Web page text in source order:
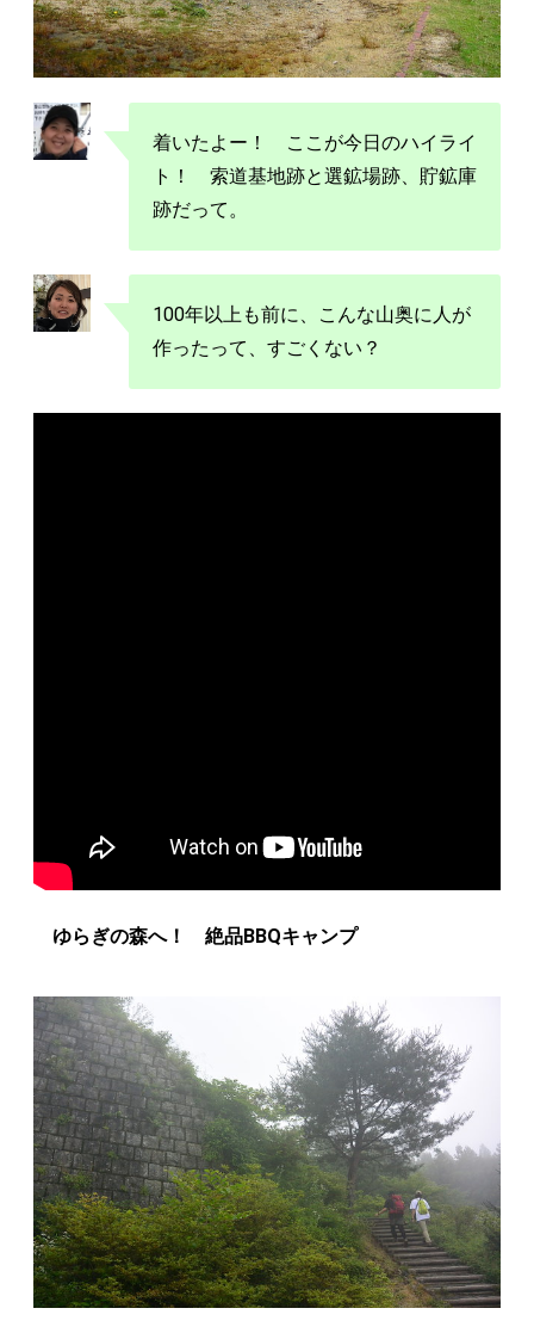
着いたよー！ ここが今日のハイライ
ト！ 索道基地跡と選鉱場跡、貯鉱庫
跡だって。
100年以上も前に、こんな山奥に人が
作ったって、すごくない？
ゆらぎの森へ！ 絶品BBQキャンプ